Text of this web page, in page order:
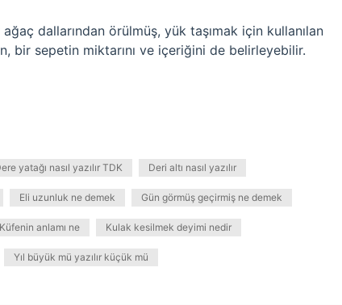
dallarından örülmüş, yük taşımak için kullanılan
bir sepetin miktarını ve içeriğini de belirleyebilir.
yatağı nasıl yazılır TDK Deri altı nasıl yazılır
Eli uzunluk ne demek Gün görmüş geçirmiş ne demek
Küfenin anlamı ne Kulak kesilmek deyimi nedir
Yıl büyük mü yazılır küçük mü